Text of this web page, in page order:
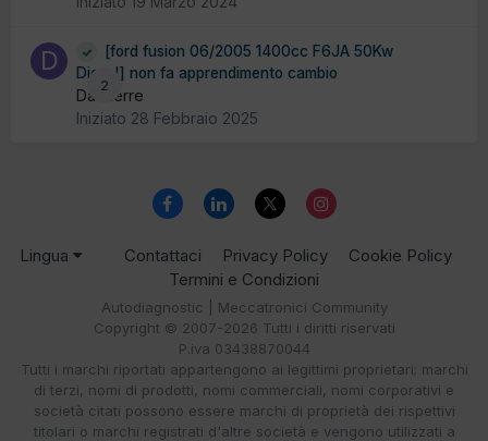
2
[ford fusion 06/2005 1400cc F6JA 50Kw
Diesel] non fa apprendimento cambio
Da dierre
Iniziato 28 Febbraio 2025
Lingua Contattaci Privacy Policy
Cookie Policy
Termini e Condizioni
Autodiagnostic | Meccatronici Community
Copyright © 2007-2026 Tutti i diritti riservati
P.iva 03438870044
Tutti i marchi riportati appartengono ai legittimi proprietari; marchi
di terzi, nomi di prodotti, nomi commerciali, nomi corporativi e
società citati possono essere marchi di proprietà dei rispettivi
titolari o marchi registrati d'altre società e vengono utilizzati a